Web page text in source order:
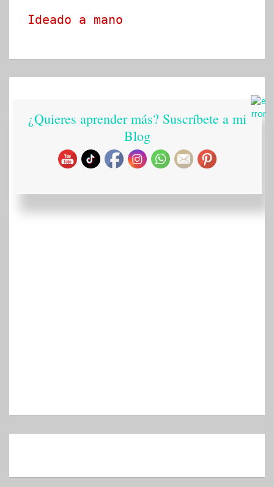
Ideado a mano
¿Quieres aprender más? Suscríbete a mi
Blog